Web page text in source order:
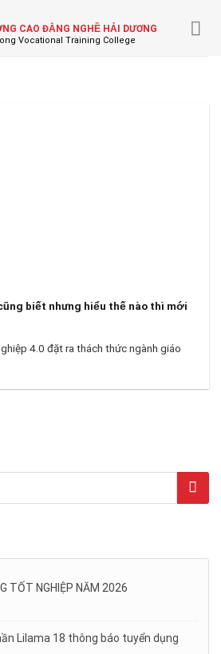
CAO ĐẲNG NGHỀ HẢI DƯƠNG
TỐT NGHIỆP NĂM 2026
Lilama 18 thông báo tuyển dụng
biết nhưng hiểu thế nào thì mới
4.0 đặt ra thách thức ngành giáo